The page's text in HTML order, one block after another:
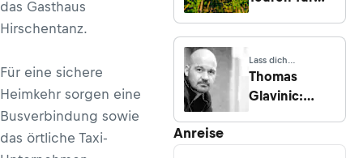
das Gasthaus
Hirschentanz.
Für eine sichere
Heimkehr sorgen eine
Busverbindung sowie
das örtliche Taxi-
Gipfelstürmer
Lass dich
inspirieren
Thomas
Glavinic:
Anreise